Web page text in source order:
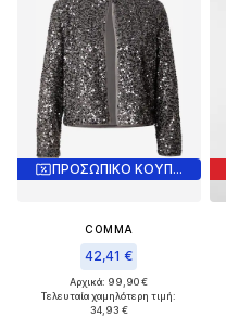
ΠΡΟΣΩΠΙΚΟ ΚΟΥΠΟΝΙ
COMMA
42,41 €
Αρχικά: 99,90 €
Τελευταία χαμηλότερη τιμή:
34,93 €